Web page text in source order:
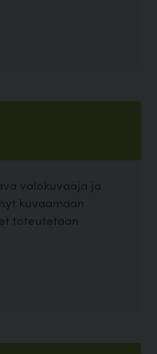
valokuvaaja ja
kuvaamaan
toteutetaan